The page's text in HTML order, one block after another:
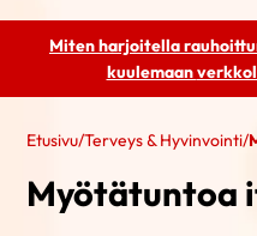
Miten harjoitella
kuulemaan
Etusivu/Terveys & Hyvinvointi/
Myötätuntoa